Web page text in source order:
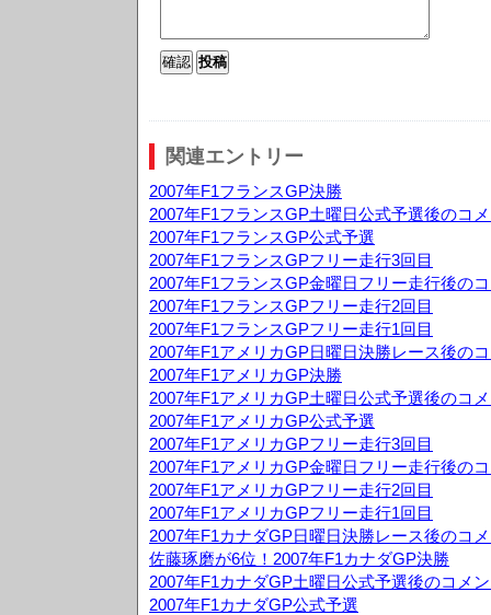
関連エントリー
2007年F1フランスGP決勝
2007年F1フランスGP土曜日公式予選後のコ
2007年F1フランスGP公式予選
2007年F1フランスGPフリー走行3回目
2007年F1フランスGP金曜日フリー走行後の
2007年F1フランスGPフリー走行2回目
2007年F1フランスGPフリー走行1回目
2007年F1アメリカGP日曜日決勝レース後の
2007年F1アメリカGP決勝
2007年F1アメリカGP土曜日公式予選後のコ
2007年F1アメリカGP公式予選
2007年F1アメリカGPフリー走行3回目
2007年F1アメリカGP金曜日フリー走行後の
2007年F1アメリカGPフリー走行2回目
2007年F1アメリカGPフリー走行1回目
2007年F1カナダGP日曜日決勝レース後のコ
佐藤琢磨が6位！2007年F1カナダGP決勝
2007年F1カナダGP土曜日公式予選後のコメ
2007年F1カナダGP公式予選